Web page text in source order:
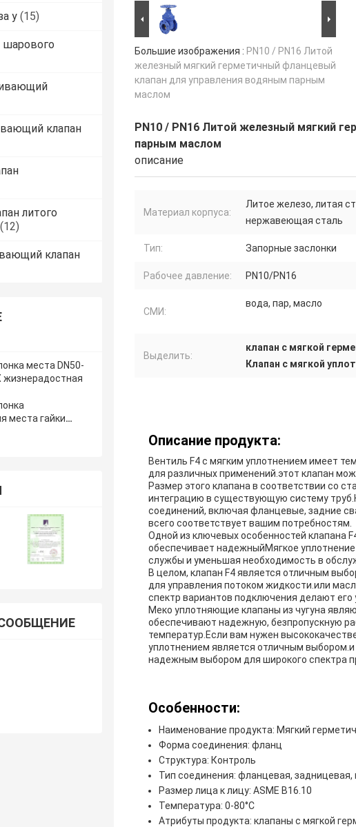
y (15)
шарового
клапан
литого
(12)
клапан
места DN50-
жизнерадостная
места гайки
Большие изображения : PN10 / PN16 Литой
железный мягкий герметичный фланцевый
клапан для управления водяным парным
маслом
PN10 / PN16 Литой железный мягкий
парным маслом
описание
Материал корпуса:
Литое железо, литая
нержавеющая сталь
Тип: Запорные заслонки
Рабочее давление: PN10/PN16
СМИ:
вода, пар, масло
Выделить:
клапан с мягкой
Клапан с мягкой
Описание продукта:
Вентиль F4 с мягким уплотнением имеет
для различных применений.этот клапан
Размер этого клапана в соответствии со
интеграцию в существующую систему
соединений, включая фланцевые, задние
всего соответствует вашим потребностям.
Одной из ключевых особенностей клапана
обеспечивает надежныйМягкое
службы и уменьшая необходимость в
В целом, клапан F4 является отличным
для управления потоком жидкости.или
спектр вариантов подключения делают
Меко уплотняющие клапаны из чугуна
обеспечивают надежную, безпропускную
температур.Если вам нужен
уплотнением является отличным
надежным выбором для широкого спектра
Особенности:
Наименование продукта: Мягкий
Форма соединения: фланц
Структура: Контроль
Тип соединения: фланцевая, задницевая,
Размер лица к лицу: ASME B16.10
Температура: 0-80°C
Атрибуты продукта: клапаны с мягкой